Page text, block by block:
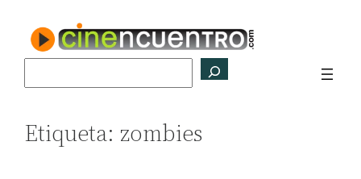
contenido
Etiqueta: zombies